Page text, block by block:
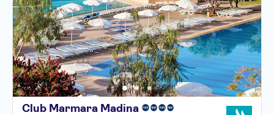
Club Marmara Madina